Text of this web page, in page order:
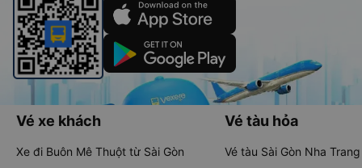
Vé xe khách
Xe đi Buôn Mê Thuột từ Sài Gòn
Vé tàu hỏa
Vé tàu Sài Gòn Nha Trang